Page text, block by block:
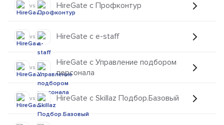
vs HireGate с Профконтур
vs HireGate с e-staff
vs
HireGate с Управление подбором
персонала
vs HireGate с Skillaz Подбор.Базовый